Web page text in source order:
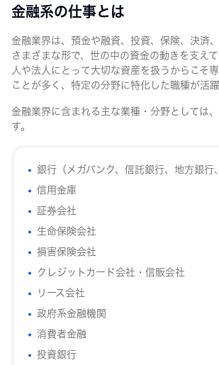
金融系の仕事とは
金融業界は、預金や融資、投資、保険、決済
さまざまな形で、世の中の資金の動きを支え
人や法人にとって大切な資産を扱うからこそ
ことが多く、特定の分野に特化した職種が活躍
金融業界に含まれる主な業種・分野としては
す。
銀行（メガバンク、信託銀行、地方銀行
信用金庫
証券会社
生命保険会社
損害保険会社
クレジットカード会社・信販会社
リース会社
政府系金融機関
消費者金融
投資銀行